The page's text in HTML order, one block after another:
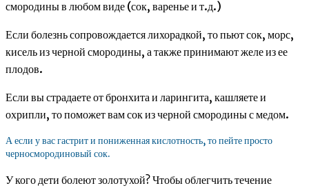
смородины в любом виде (сок, варенье и т.д.)
Если болезнь сопровождается лихорадкой, то пьют сок, морс,
кисель из черной смородины, а также принимают желе из ее
плодов.
Если вы страдаете от бронхита и ларингита, кашляете и
охрипли, то поможет вам сок из черной смородины с медом.
А если у вас гастрит и пониженная кислотность, то пейте просто
черносмородиновый сок.
У кого дети болеют золотухой? Чтобы облегчить течение